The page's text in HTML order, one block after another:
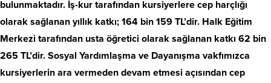
bulunmaktadır. İş-kur tarafından kursiyerlere cep harçlığı
olarak sağlanan yıllık katkı; 164 bin 159 TL’dir. Halk Eğitim
Merkezi tarafından usta öğretici olarak sağlanan katkı 62 bin
265 TL’dir. Sosyal Yardımlaşma ve Dayanışma vakfımızca
kursiyerlerin ara vermeden devam etmesi açısından cep